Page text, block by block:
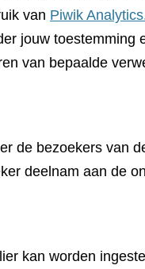
van Piwik
jouw toestemming
van bepaalde
de bezoekers van
deelnam aan de
kan worden